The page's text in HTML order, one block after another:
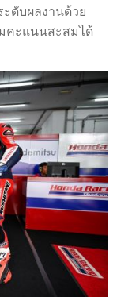
ดับผลงานด้วย
คะแนนสะสมได้